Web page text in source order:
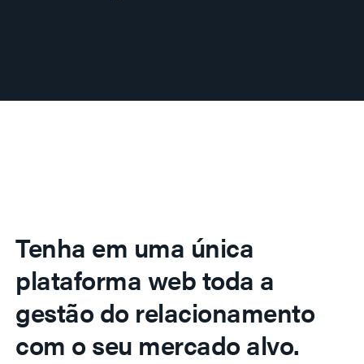
Tenha em uma única
plataforma web toda a
gestão do relacionamento
com o seu mercado alvo.